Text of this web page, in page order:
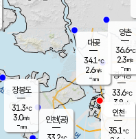
장봉도
31.3℃
3.0m/s
-mm
경서동
33.6℃
3.8 m/s
-mm
대곶
34.1℃
2.6m/s
-mm
양촌
36.6℃
2.3m/s
-mm
인천(공)
인천
35.1℃